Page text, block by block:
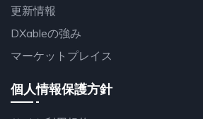
更新情報
DXableの強み
マーケットプレイス
個人情報保護方針